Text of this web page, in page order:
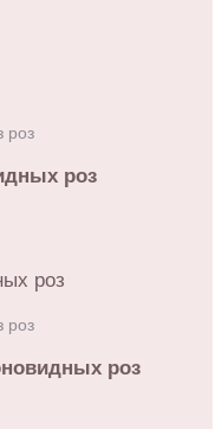
роз
роз
роз
роз